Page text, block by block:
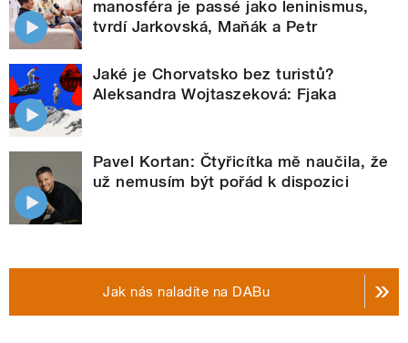
manosféra je passé jako leninismus,
tvrdí Jarkovská, Maňák a Petr
Jaké je Chorvatsko bez turistů?
Aleksandra Wojtaszeková: Fjaka
Pavel Kortan: Čtyřicítka mě naučila, že
už nemusím být pořád k dispozici
Jak nás naladíte na DABu